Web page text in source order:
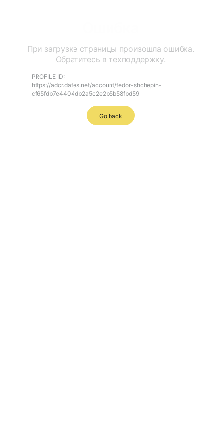
При загрузке страницы произошла ошибка.
Обратитесь в техподдержку.
PROFILE ID:
https://adcr.dafes.net/account/fedor-shchepin-
cf65fdb7e4404db2a5c2e2b5b58fbd59
Go back